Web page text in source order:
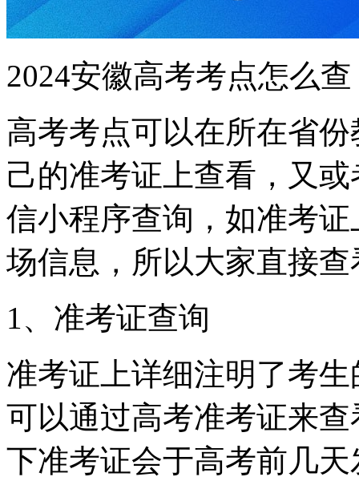
2024安徽高考考点怎么查
高考考点可以在所在省
己的准考证上查看，又
信小程序查询，如准考
场信息，所以大家直接
1、准考证查询
准考证上详细注明了考
可以通过高考准考证来
下准考证会于高考前几